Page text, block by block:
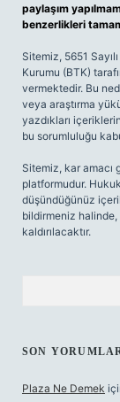
paylaşım
benzerlikleri
Sitemiz, 5651
Kurumu (BTK)
vermektedir. Bu
veya araştırma
yazdıkları
bu sorumluluğu
Sitemiz, kar amacı
platformudur.
düşündüğünüz
bildirmeniz
kaldırılacaktır.
SON
Plaza Ne Demek